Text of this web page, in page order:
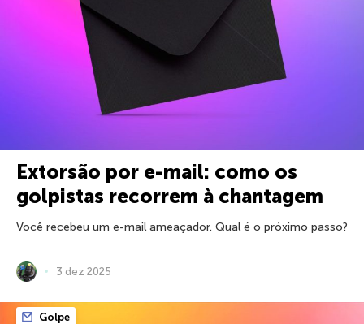
Extorsão por e-mail: como os
golpistas recorrem à chantagem
Você recebeu um e-mail ameaçador. Qual é o próximo passo?
3 dez 2025
Golpe